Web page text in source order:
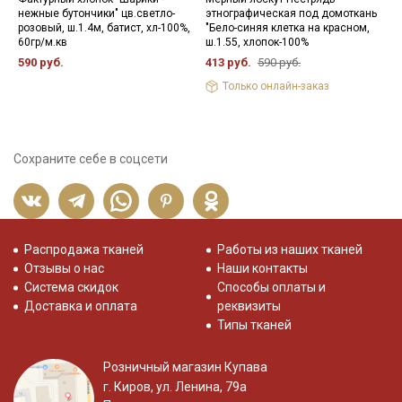
нежные бутончики" цв.светло-
розовый, ш.1.4м, батист, хл-100%,
60гр/м.кв
590 руб.
этнографическая под домоткань
"Бело-синяя клетка на красном,
ш.1.55, хлопок-100%
413 руб. 590 руб.
Только онлайн-заказ
Сохраните себе в соцсети
Распродажа тканей
Отзывы о нас
Система скидок
Доставка и оплата
Работы из наших тканей
Наши контакты
Способы оплаты и
реквизиты
Типы тканей
Розничный магазин Купава
г. Киров, ул. Ленина, 79а